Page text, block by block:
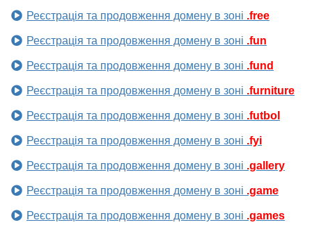
Реєстрація та продовження домену в зоні .free
Реєстрація та продовження домену в зоні .fun
Реєстрація та продовження домену в зоні .fund
Реєстрація та продовження домену в зоні .furniture
Реєстрація та продовження домену в зоні .futbol
Реєстрація та продовження домену в зоні .fyi
Реєстрація та продовження домену в зоні .gallery
Реєстрація та продовження домену в зоні .game
Реєстрація та продовження домену в зоні .games